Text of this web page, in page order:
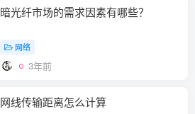
暗光纤市场的需求因素有哪些？
网络
3年前
网线传输距离怎么计算